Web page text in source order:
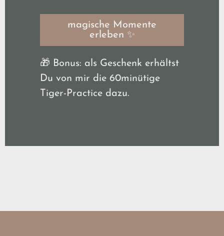
magische Momente
erleben ✨
🎁 Bonus: als Geschenk erhältst
Du von mir die 60minütige
Tiger-Practice dazu.